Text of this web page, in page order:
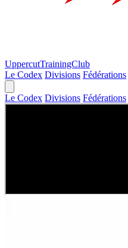
UppercutTrainingClub
Le Codex Divisions Fédérations
Le Codex Divisions Fédérations